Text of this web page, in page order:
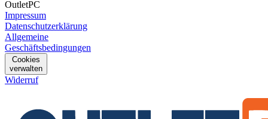
OutletPC
Impressum
Datenschutzerklärung
Allgemeine
Geschäftsbedingungen
Cookies
verwalten
Widerruf